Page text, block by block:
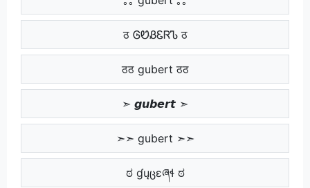
ठ ᎶᏬᏰᏋᏒᏖ ठ
ठठ gubert ठठ
➣ 𝙜𝙪𝙗𝙚𝙧𝙩 ➣
➣➣ gubert ➣➣
ಠ ɠųცɛཞɬ ಠ